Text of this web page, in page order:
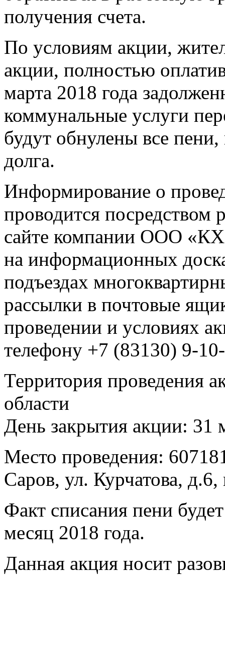
получения счета.
По условиям акции,
акции, полностью
марта 2018 года
коммунальные услуги
будут обнулены все
долга.
Информирование о
проводится
сайте компании ООО
на информационных
подъездах
рассылки в почтовые
проведении и условиях
телефону +7 (83130) 9-
Территория проведения
области
День закрытия акции: 31
Место проведения:
Саров, ул. Курчатова,
Факт списания пени
месяц 2018 года.
Данная акция носит